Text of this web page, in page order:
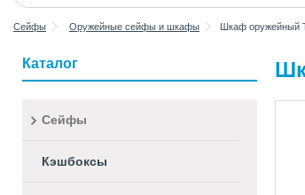
Сейфы Оружейные сейфы и шкафы Шкаф оружейный
Каталог
Сейфы
Кэшбоксы